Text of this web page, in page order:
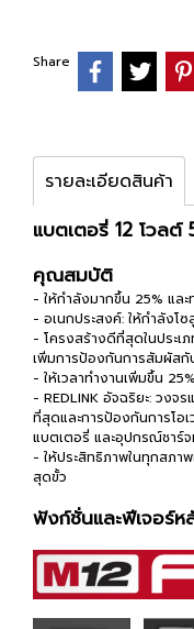
Share
รายละเอียดสินค้า
แบตเตอรี่ 12 โวลต์
คุณสมบัติ
- ให้กำลังมากขึ้น 25% แล
- อเนกประสงค์: ให้กำลังโ
- โครงสร้างดีที่สุดในประเ
เพิ่มการป้องกันการสัมผัสกั
- ให้เวลาทำงานเพิ่มขึ้น 25%
- REDLINK อัจฉริยะ: วงจ
ที่สุดและการป้องกันการโอ
แบตเตอรี่ และอุปกรณ์ชาร์จ
- ให้ประสิทธิภาพในทุกสภา
สุดขั้ว
ฟังก์ชั่นและฟีเจอร์ห